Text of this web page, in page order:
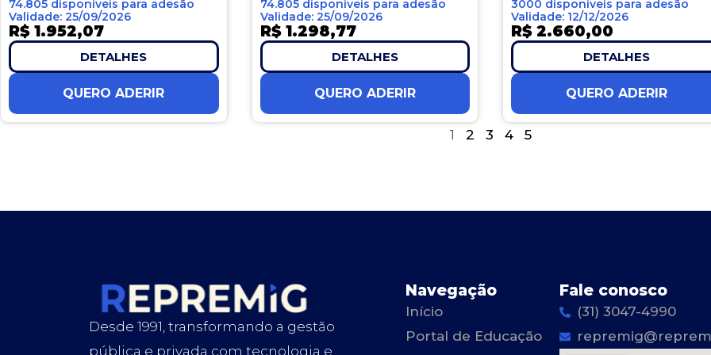
74.805 disponíveis para adesão
Validade: 25/09/2026
R$ 1.952,07
DETALHES
QUERO ADERIR
74.805 disponíveis para adesão
Validade: 25/09/2026
R$ 1.298,77
DETALHES
QUERO ADERIR
3000 disponíveis para adesão
Validade: 12/12/2026
R$ 2.660,00
DETALHES
QUERO ADERIR
1 2 3 4 5
Desde 1991, transformando a gestão
pública e privada com tecnologia e
Navegação
Início
Portal de Educação
Fale conosco
(31) 3047-4990